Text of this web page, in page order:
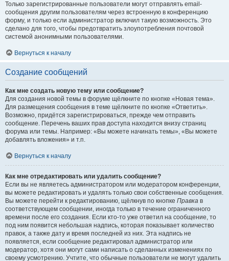
Только зарегистрированные пользователи могут отправлять email-
сообщения другим пользователям через встроенную в конференцию
форму, и только если администратор включил такую возможность. Это
сделано для того, чтобы предотвратить злоупотребления почтовой
системой анонимными пользователями.
Вернуться к началу
Создание сообщений
Как мне создать новую тему или сообщение?
Для создания новой темы в форуме щёлкните по кнопке «Новая тема».
Для размещения сообщения в теме щёлкните по кнопке «Ответить».
Возможно, придётся зарегистрироваться, прежде чем отправить
сообщение. Перечень ваших прав доступа находится внизу страниц
форума или темы. Например: «Вы можете начинать темы», «Вы можете
добавлять вложения» и т.п.
Вернуться к началу
Как мне отредактировать или удалить сообщение?
Если вы не являетесь администратором или модератором конференции,
вы можете редактировать и удалять только свои собственные сообщения.
Вы можете перейти к редактированию, щёлкнув по кнопке Правка в
соответствующем сообщении, иногда только в течение ограниченного
времени после его создания. Если кто-то уже ответил на сообщение, то
под ним появится небольшая надпись, которая показывает количество
правок, а также дату и время последней из них. Эта надпись не
появляется, если сообщение редактировал администратор или
модератор, хотя они могут сами написать о сделанных изменениях по
своему усмотрению. Учтите, что обычные пользователи не могут удалить